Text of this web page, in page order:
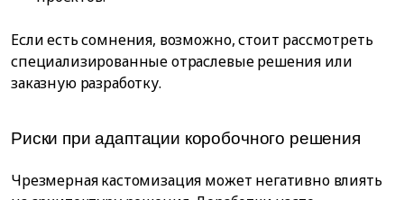
Если есть сомнения, возможно, стоит рассмотреть
специализированные отраслевые решения или
заказную разработку.
Риски при адаптации коробочного решения
Чрезмерная кастомизация может негативно влиять